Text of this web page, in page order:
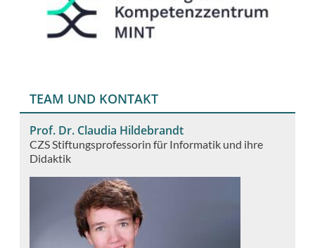
TEAM UND KONTAKT
Prof. Dr. Claudia Hildebrandt
CZS Stiftungsprofessorin für Informatik und ihre
Didaktik